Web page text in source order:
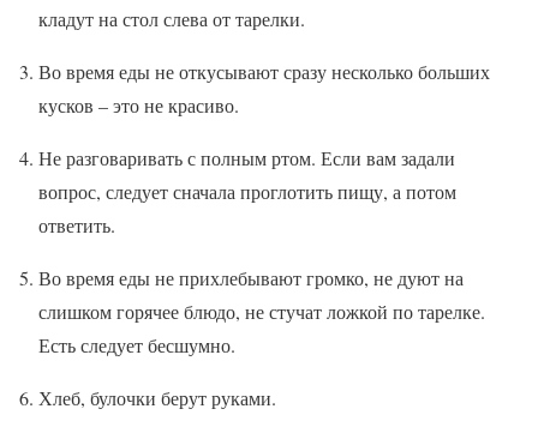
кладут на стол слева от тарелки.
Во время еды не откусывают сразу несколько больших
кусков – это не красиво.
Не разговаривать с полным ртом. Если вам задали
вопрос, следует сначала проглотить пищу, а потом
ответить.
Во время еды не прихлебывают громко, не дуют на
слишком горячее блюдо, не стучат ложкой по тарелке.
Есть следует бесшумно.
Хлеб, булочки берут руками.